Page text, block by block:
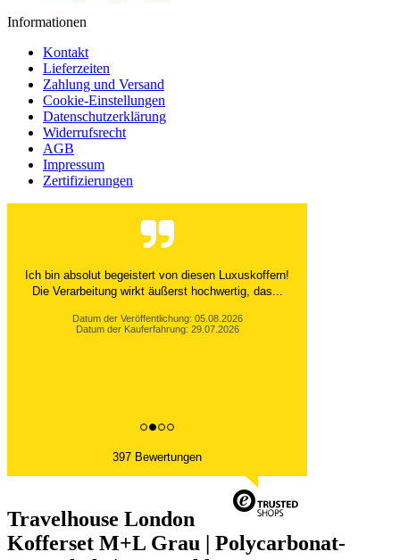
Informationen
Kontakt
Lieferzeiten
Zahlung und Versand
Cookie-Einstellungen
Datenschutzerklärung
Widerrufsrecht
AGB
Impressum
Zertifizierungen
Ich bin absolut begeistert von diesen Luxuskoffern!
Die Verarbeitung wirkt äußerst hochwertig, das...
Datum der Veröffentlichung: 05.08.2026
Datum der Kauferfahrung: 29.07.2026
397 Bewertungen
Travelhouse London
Kofferset M+L Grau | Polycarbonat-